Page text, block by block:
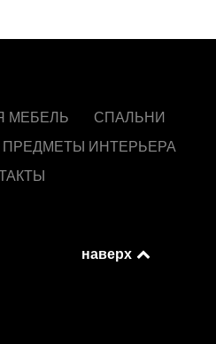
МЕБЕЛЬ
СПАЛЬНИ
ПРЕДМЕТЫ ИНТЕРЬЕРА
наверх